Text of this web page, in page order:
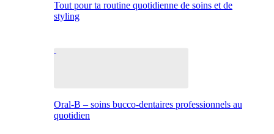
Tout pour ta routine quotidienne de soins et de
styling
Oral-B – soins bucco-dentaires professionnels au
quotidien